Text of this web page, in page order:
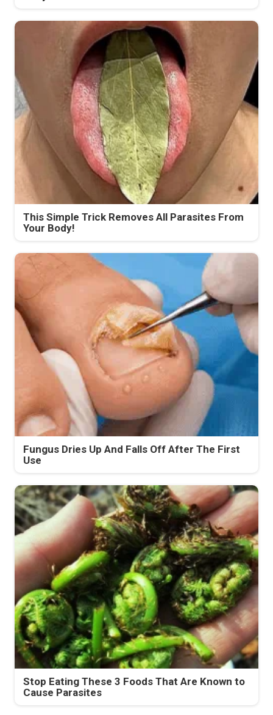
This Simple Trick Removes All Parasites From
Your Body!
Fungus Dries Up And Falls Off After The First
Use
Stop Eating These 3 Foods That Are Known to
Cause Parasites